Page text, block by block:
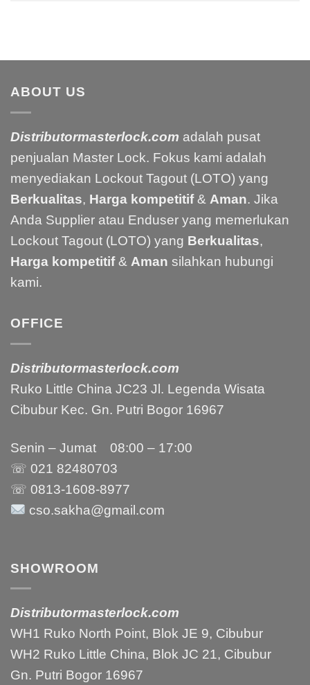
ABOUT US
Distributormasterlock.com adalah pusat
penjualan Master Lock. Fokus kami adalah
menyediakan Lockout Tagout (LOTO) yang
Berkualitas, Harga kompetitif& Aman. Jika
Anda Supplier atau Enduser yang memerlukan
Lockout Tagout (LOTO) yang Berkualitas,
Harga kompetitif& Aman silahkan hubungi
kami.
OFFICE
Distributormasterlock.com
Ruko Little China JC23 Jl. Legenda Wisata
Cibubur Kec. Gn. Putri Bogor 16967
Senin – Jumat 08:00 – 17:00
☏ 021 82480703
☏ 0813-1608-8977
cso.sakha@gmail.com
SHOWROOM
Distributormasterlock.com
WH1 Ruko North Point, Blok JE 9, Cibubur
WH2 Ruko Little China, Blok JC 21, Cibubur
Gn. Putri Bogor 16967